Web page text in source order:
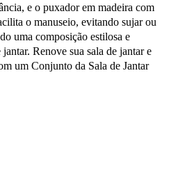
e o puxador em madeira com
o manuseio, evitando sujar ou
uma composição estilosa e
Renove sua sala de jantar e
um Conjunto da Sala de Jantar